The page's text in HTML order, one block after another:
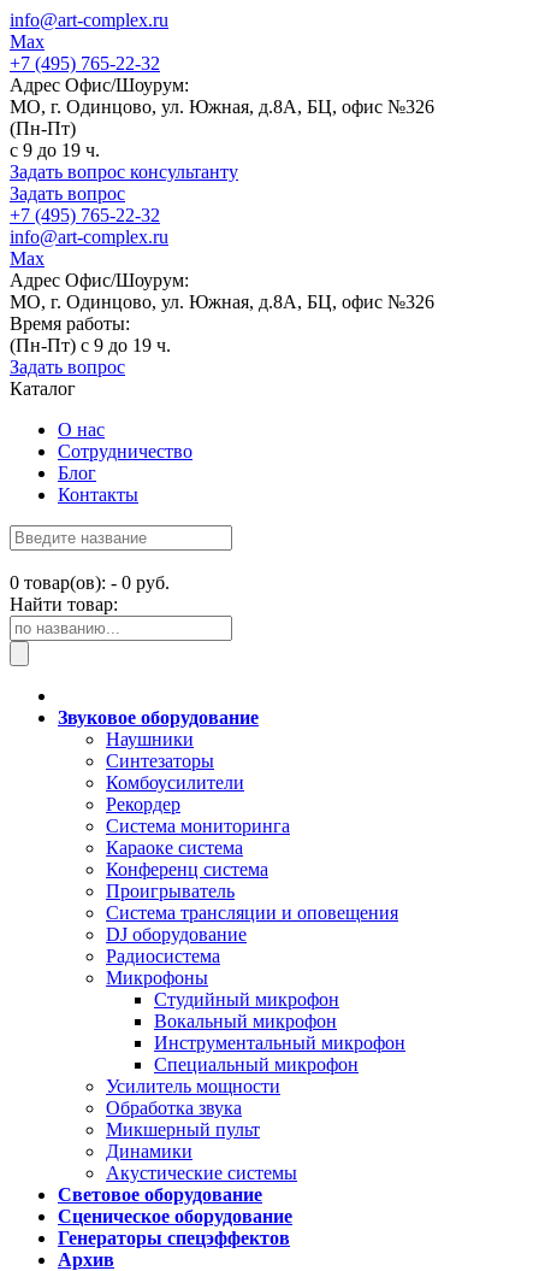
info@art-complex.ru
Max
+7 (495) 765-22-32
Адрес Офис/Шоурум:
МО, г. Одинцово, ул. Южная, д.8А, БЦ, офис №326
(Пн-Пт)
с 9 до 19 ч.
Задать вопрос консультанту
Задать вопрос
+7 (495) 765-22-32
info@art-complex.ru
Max
Адрес Офис/Шоурум:
МО, г. Одинцово, ул. Южная, д.8А, БЦ, офис №326
Время работы:
(Пн-Пт) с 9 до 19 ч.
Задать вопрос
Каталог
О нас
Сотрудничество
Блог
Контакты
0 товар(ов): - 0 руб.
Найти товар:
Звуковое оборудование
Наушники
Синтезаторы
Комбоусилители
Рекордер
Система мониторинга
Караоке система
Конференц система
Проигрыватель
Система трансляции и оповещения
DJ оборудование
Радиосистема
Микрофоны
Студийный микрофон
Вокальный микрофон
Инструментальный микрофон
Специальный микрофон
Усилитель мощности
Обработка звука
Микшерный пульт
Динамики
Акустические системы
Световое оборудование
Сценическое оборудование
Генераторы спецэффектов
Архив